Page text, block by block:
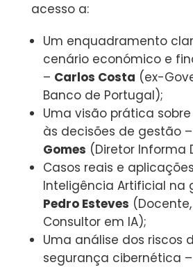
acesso a:
Um enquadramento
cenário económico e
– Carlos Costa (ex-
Banco de Portugal);
Uma visão prática sobre
às decisões de gestão –
Gomes (Diretor Informa
Casos reais e
Inteligência Artificial na
Pedro Esteves
Consultor em IA);
Uma análise dos riscos
segurança cibernética –